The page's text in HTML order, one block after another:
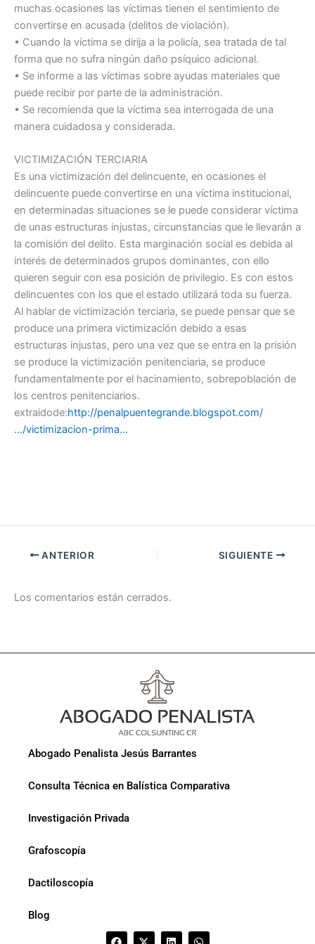
muchas ocasiones las víctimas tienen el sentimiento de
convertirse en acusada (delitos de violación).
• Cuando la víctima se dirija a la policía, sea tratada de tal
forma que no sufra ningún daño psíquico adicional.
• Se informe a las víctimas sobre ayudas materiales que
puede recibir por parte de la administración.
• Se recomienda que la víctima sea interrogada de una
manera cuidadosa y considerada.
VICTIMIZACIÓN TERCIARIA
Es una victimización del delincuente, en ocasiones el
delincuente puede convertirse en una víctima institucional,
en determinadas situaciones se le puede considerar víctima
de unas estructuras injustas, circunstancias que le llevarán a
la comisión del delito. Esta marginación social es debida al
interés de determinados grupos dominantes, con ello
quieren seguir con esa posición de privilegio. Es con estos
delincuentes con los que el estado utilizará toda su fuerza.
Al hablar de victimización terciaria, se puede pensar que se
produce una primera victimización debido a esas
estructuras injustas, pero una vez que se entra en la prisión
se produce la victimización penitenciaria, se produce
fundamentalmente por el hacinamiento, sobrepoblación de
los centros penitenciarios.
extraidode:http://penalpuentegrande.blogspot.com/
…/victimizacion-prima…
ANTERIOR SIGUIENTE
Los comentarios están cerrados.
Abogado Penalista Jesús Barrantes
Consulta Técnica en Balística Comparativa
Investigación Privada
Grafoscopía
Dactiloscopía
Blog
F X L W